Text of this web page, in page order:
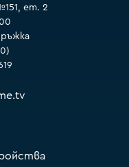
ет. 2